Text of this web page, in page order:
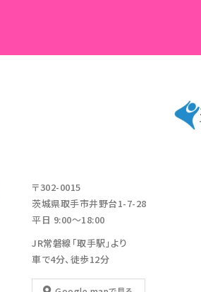
〒302-0015
茨城県取手市井野台1-7-28
平日 9:00～18:00
JR常磐線「取手駅」より
車で4分、徒歩12分